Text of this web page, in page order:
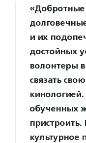
«Добротные
и их
достойных
волонтеры
связать
обученных
культурное